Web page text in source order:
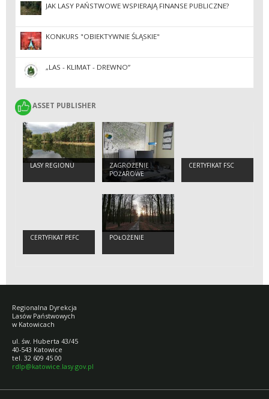
JAK LASY PAŃSTWOWE WSPIERAJĄ FINANSE PUBLICZNE?
KONKURS "OBIEKTYWNIE ŚLĄSKIE"
„LAS - KLIMAT - DREWNO”
ASSET PUBLISHER
ASSET PUBLISHER
LASY REGIONU
ZAGROŻENIE
POŻAROWE
CERTYFIKAT FSC
CERTYFIKAT PEFC POŁOŻENIE
Regionalna Dyrekcja
Lasów Państwowych
w Katowicach
ul. św. Huberta 43/45
40-543 Katowice
tel. 32 609 45 00
rdlp@katowice.lasy.gov.pl